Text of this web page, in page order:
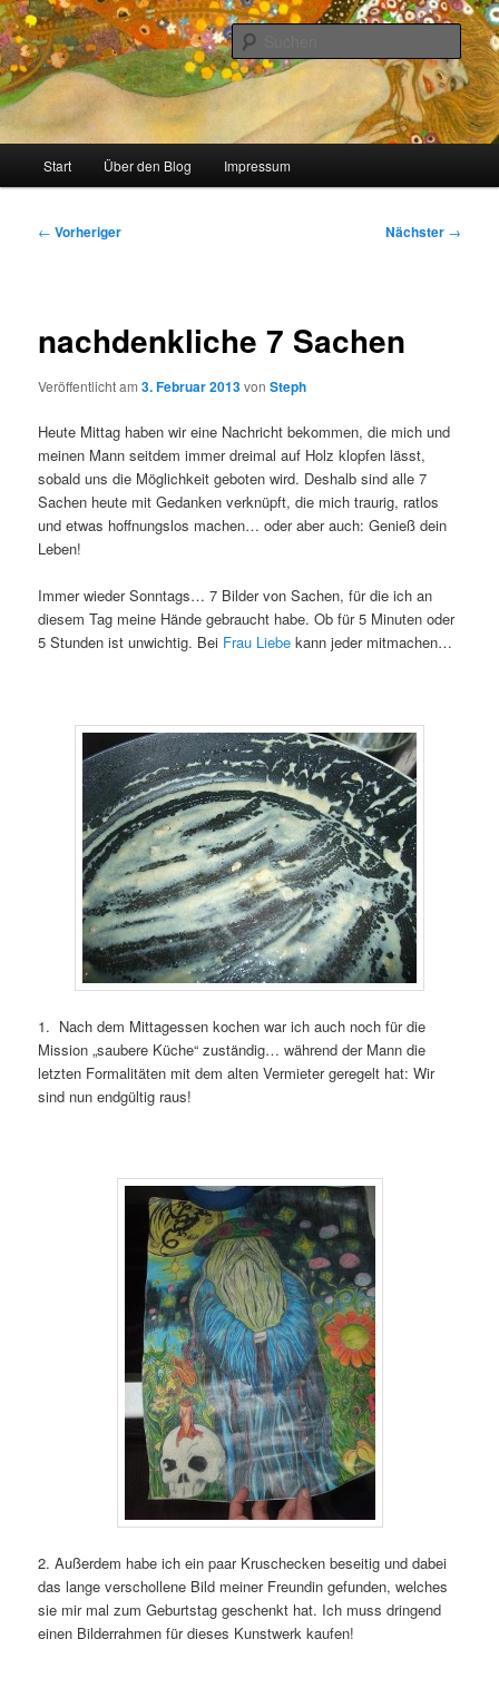
Zum
primären
Inhalt
springenmeinzigartig
Stricken, Nähen und alles was man selber machen kann
Start Über den Blog Impressum
Beitragsnavigation
← Vorheriger Nächster →
nachdenkliche 7 Sachen
Veröffentlicht am3. Februar 2013vonSteph
Heute Mittag haben wir eine Nachricht bekommen, die mich und
meinen Mann seitdem immer dreimal auf Holz klopfen lässt,
sobald uns die Möglichkeit geboten wird. Deshalb sind alle 7
Sachen heute mit Gedanken verknüpft, die mich traurig, ratlos
und etwas hoffnungslos machen… oder aber auch: Genieß dein
Leben!
Immer wieder Sonntags… 7 Bilder von Sachen, für die ich an
diesem Tag meine Hände gebraucht habe. Ob für 5 Minuten oder
5 Stunden ist unwichtig. Bei Frau Liebe kann jeder mitmachen…
1. Nach dem Mittagessen kochen war ich auch noch für die
Mission „saubere Küche“ zuständig… während der Mann die
letzten Formalitäten mit dem alten Vermieter geregelt hat: Wir
sind nun endgültig raus!
2. Außerdem habe ich ein paar Kruschecken beseitig und dabei
das lange verschollene Bild meiner Freundin gefunden, welches
sie mir mal zum Geburtstag geschenkt hat. Ich muss dringend
einen Bilderrahmen für dieses Kunstwerk kaufen!